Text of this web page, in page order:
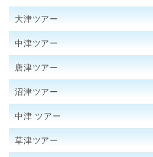
大津ツアー
中津ツアー
唐津ツアー
沼津ツアー
中津 ツアー
草津ツアー